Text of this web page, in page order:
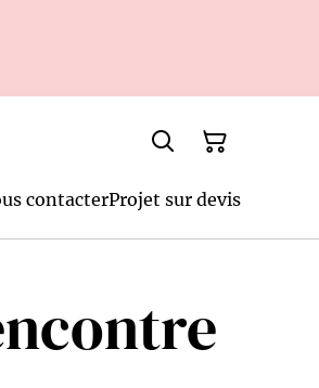
contacterProjet sur devis